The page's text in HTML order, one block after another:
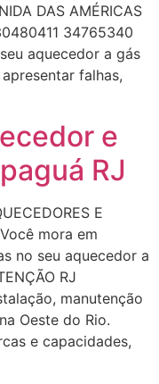
DAS AMÉRICAS
34765340
aquecedor a gás
falhas,
e
RJ
E
mora em
no seu aquecedor a
RJ
manutenção
Oeste do Rio.
e capacidades,